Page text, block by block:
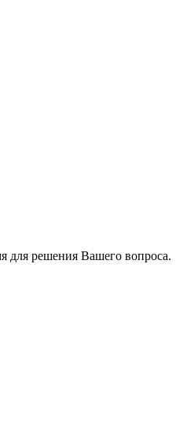
для решения Вашего вопроса.